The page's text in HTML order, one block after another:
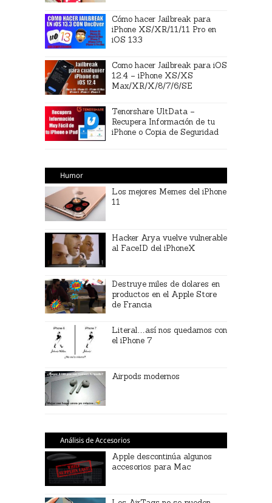
Cómo hacer Jailbreak para
iPhone XS/XR/11/11 Pro en
iOS 13.3
Como hacer Jailbreak para iOS
12.4 – iPhone XS/XS
Max/XR/X/8/7/6/SE
Tenorshare UltData –
Recupera Información de tu
iPhone o Copia de Seguridad
Humor
Los mejores Memes del iPhone
11
Hacker Arya vuelve vulnerable
al FaceID del iPhoneX
Destruye miles de dolares en
productos en el Apple Store
de Francia
Literal…así nos quedamos con
el iPhone 7
Airpods modernos
Análisis de Accesorios
Apple descontinúa algunos
accesorios para Mac